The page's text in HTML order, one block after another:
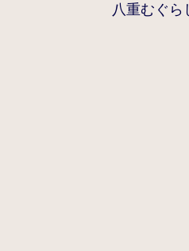
八重むぐら